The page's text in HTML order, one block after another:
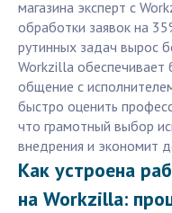
магазина эксперт с
обработки заявок на
рутинных задач вырос
Workzilla обеспечивает
общение с
быстро оценить
что грамотный выбор
внедрения и экономит
Как устроена
на Workzilla: